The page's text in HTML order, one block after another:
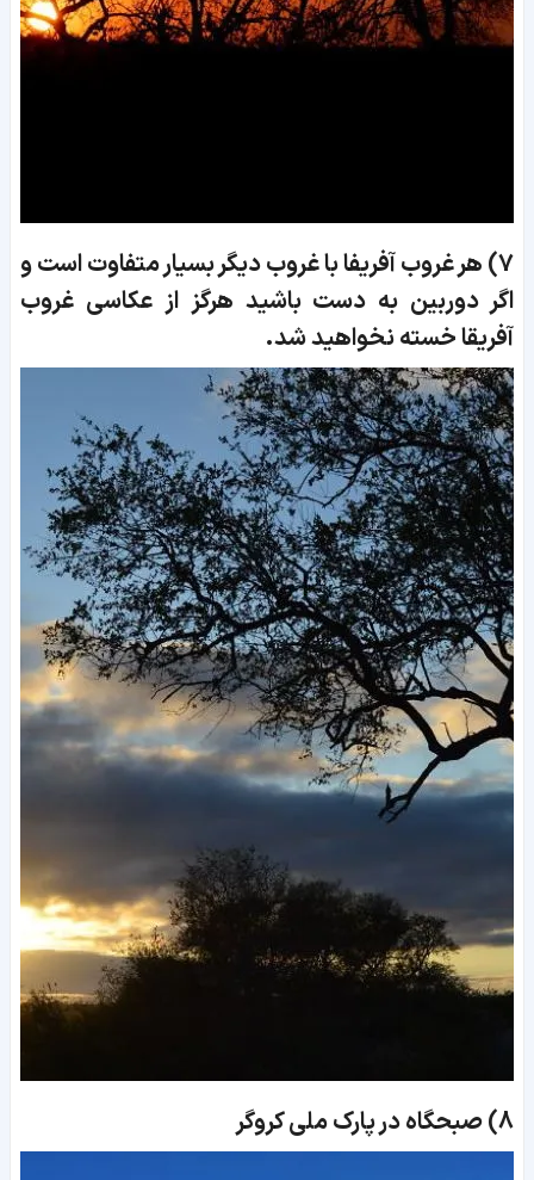
7) هر غروب آفریفا با غروب دیگر بسیار متفاوت است و
اگر دوربین به دست باشید هرگز از عکاسی غروب
آفریقا خسته نخواهید شد.
8) صبحگاه در پارک ملی کروگر